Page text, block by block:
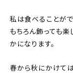
私は食べることが
もちろん飾っても楽
かになります。
春から秋にかけて